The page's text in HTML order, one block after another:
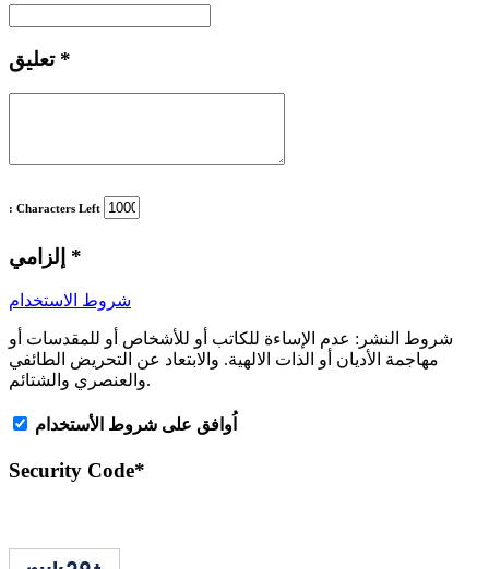
تعليق *
: Characters Left
*
شروط الاستخدام
شروط النشر: عدم الإساءة للكاتب أو للأشخاص أو للمقدسات أو
مهاجمة الأديان أو الذات الالهية. والابتعاد عن التحريض الطائفي
والعنصري والشتائم.
اُوافق على شروط الأستخدام
Security Code*